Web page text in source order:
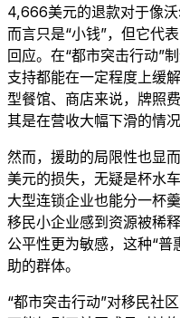
4,666美元的退款对于像
而言只是“小钱”，但它代
回应。在“都市突击行动”
支持都能在一定程度上缓
型餐馆、商店来说，牌照
其是在营收大幅下滑的情
然而，援助的局限性也显
美元的损失，无疑是杯水
大型连锁企业也能分一杯
移民小企业感到资源被稀
公平性更为敏感，这种“普
助的群体。
“都市突击行动”对移民社